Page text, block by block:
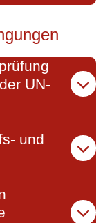
UN-
und